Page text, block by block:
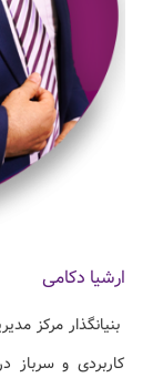
ارشیا دکامی
کاربردی و سرباز